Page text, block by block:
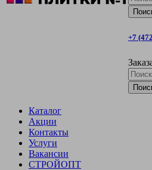
+7
Каталог
Акции
Контакты
Услуги
Вакансии
СТРОЙОПТ